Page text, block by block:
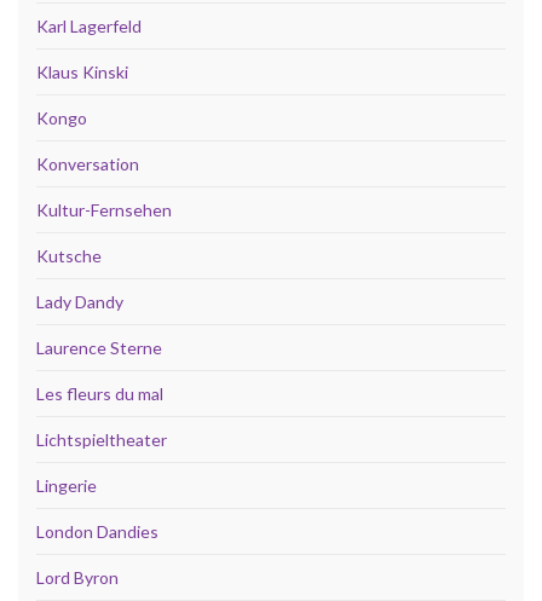
Karl Lagerfeld
Klaus Kinski
Kongo
Konversation
Kultur-Fernsehen
Kutsche
Lady Dandy
Laurence Sterne
Les fleurs du mal
Lichtspieltheater
Lingerie
London Dandies
Lord Byron